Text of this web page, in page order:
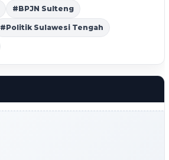
#BPJN Sulteng
#Politik Sulawesi Tengah